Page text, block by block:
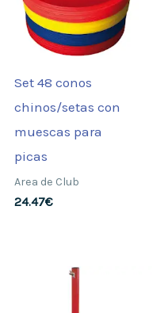
Set 48 conos
chinos/setas con
muescas para
picas
Area de Club
24.47€